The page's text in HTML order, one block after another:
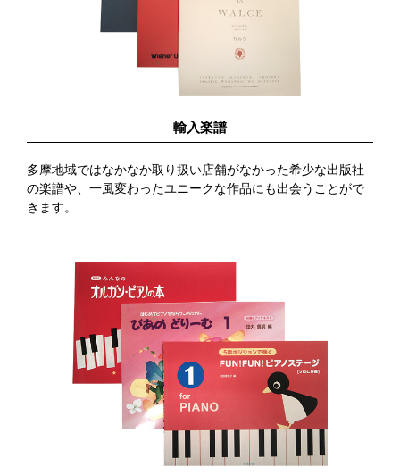
輸入楽譜
多摩地域ではなかなか取り扱い店舗がなかった希少な出版社
の楽譜や、一風変わったユニークな作品にも出会うことがで
きます。